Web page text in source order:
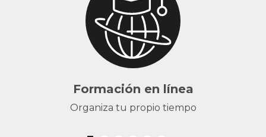
Formación en línea
Organiza tu propio tiempo